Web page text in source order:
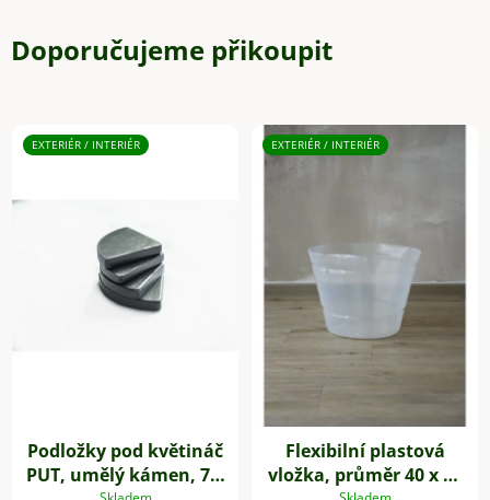
Doporučujeme přikoupit
EXTERIÉR / INTERIÉR
Podložky pod květináč
PUT, umělý kámen, 7 x
EXTERIÉR / INTERIÉR
Flexibilní plastová
vložka, průměr 40 x 31